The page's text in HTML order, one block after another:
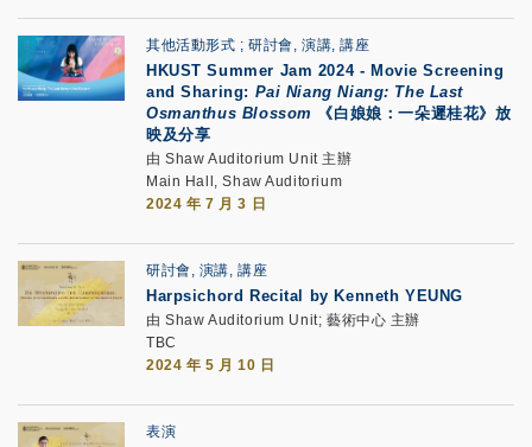
其他活動形式 研討會, 演講, 講座
HKUST Summer Jam 2024- Movie Screening
and Sharing: Pai Niang Niang: The Last
Osmanthus Blossom
《白娘娘：一朵遲桂花》放
映及分享
由 Shaw Auditorium Unit 主辦
Main Hall, Shaw Auditorium
2024 年 7 月 3 日
研討會, 演講, 講座
Harpsichord Recital by Kenneth YEUNG
由 Shaw Auditorium Unit; 藝術中心 主辦
TBC
2024 年 5 月 10 日
表演